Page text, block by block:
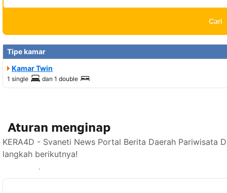
Cari
Tipe kamar
Kamar Twin
1 single dan 1 double
Aturan menginap
KERA4D - Svaneti News Portal Berita Daerah Pariwisata
langkah berikutnya!
Lihat ketersediaan